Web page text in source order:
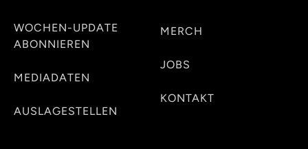
WOCHEN-UPDATE
ABONNIEREN
MEDIADATEN
AUSLAGESTELLEN
MERCH
JOBS
KONTAKT